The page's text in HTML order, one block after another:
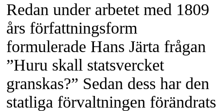
Redan under arbetet med 1809
års författningsform
formulerade Hans Järta frågan
”Huru skall statsvercket
granskas?” Sedan dess har den
statliga förvaltningen förändrats